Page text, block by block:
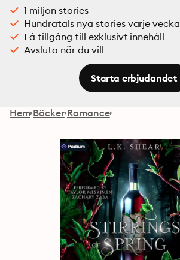
1 miljon stories
Hundratals nya stories varje vecka
Få tillgång till exklusivt innehåll
Avsluta när du vill
Starta erbjudandet
Hem Böcker Romance